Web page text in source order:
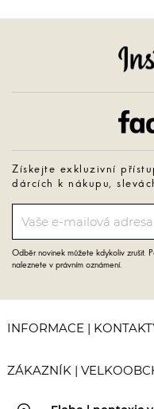
Získejte exkluzivní
dárcích k nákupu,
Odběr novinek můžete kdykoliv zrušit.
naleznete v právním oznámení.
INFORMACE |
ZÁKAZNÍK |